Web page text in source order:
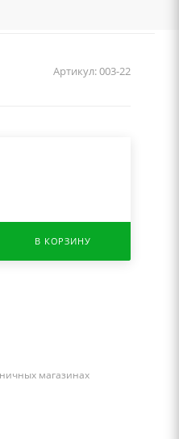
Артикул:003-22
В КОРЗИНУ
магазинах